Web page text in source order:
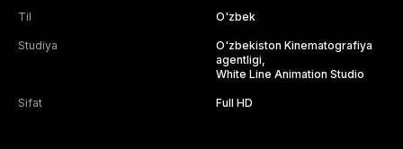
Til O'zbek
Studiya
O'zbekiston Kinematografiya
agentligi,
White Line Animation Studio
Sifat Full HD